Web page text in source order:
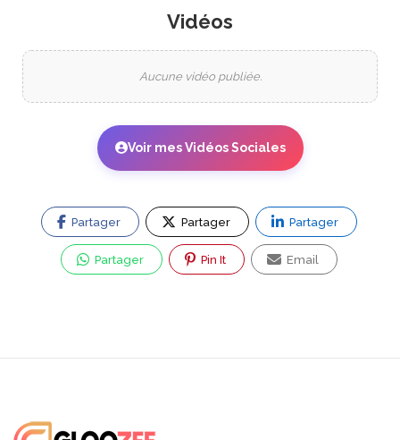
Vidéos
Aucune vidéo publiée.
Voir mes Vidéos Sociales
Partager Partager Partager
Partager Pin It Email